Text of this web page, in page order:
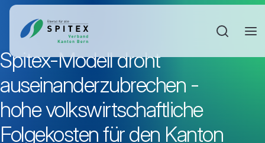
Spitex-Modell droht
auseinanderzubrechen -
hohe volkswirtschaftliche
Folgekosten für den Kanton